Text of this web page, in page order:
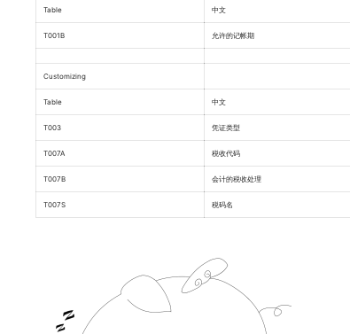
Table 中文
T001B 允许的记帐期
Customizing
Table 中文
T003 凭证类型
T007A 税收代码
T007B 会计的税收处理
T007S 税码名